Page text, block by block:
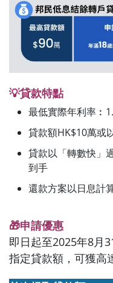
💡貸款特點
最低實際年利率
貸款額HK$10萬或
貸款以「轉數快」
到手
還款方案以日息計
🎁申請優惠
即日起至2025年8月
指定貸款額，可獲高